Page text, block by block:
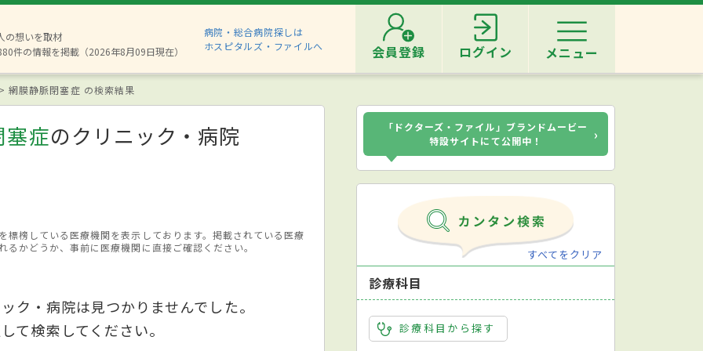
の想いを取材
件の情報を掲載（2026年8月09日現在）
病院・総合病院探しは
ホスピタルズ・ファイルへ
会員登録 ログイン メニュー
網膜静脈閉塞症 の検索結果
塞症のクリニック・病院
榜している医療機関を表示しております。掲載されている医療
かどうか、事前に医療機関に直接ご確認ください。
ク・病院は見つかりませんでした。
て検索してください。
「ドクターズ・ファイル」ブランドムービー
特設サイトにて公開中！
›
すべてをクリア
診療科目
診療科目から探す